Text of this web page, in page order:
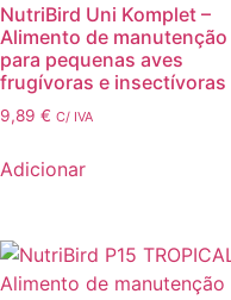
NutriBird Uni Komplet –
Alimento de manutenção
para pequenas aves
frugívoras e insectívoras
9,89 € C/ IVA
Adicionar